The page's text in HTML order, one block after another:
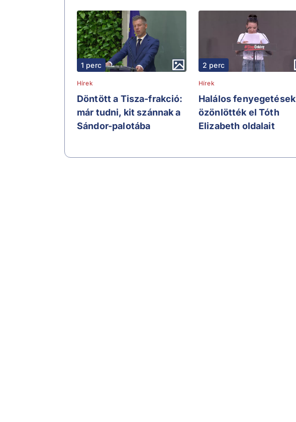
1 perc
Hírek
Döntött a Tisza-frakció:
már tudni, kit szánnak a
Sándor-palotába
2 perc
Hírek
Halálos fenyegetések
özönlötték el Tóth
Elizabeth oldalait